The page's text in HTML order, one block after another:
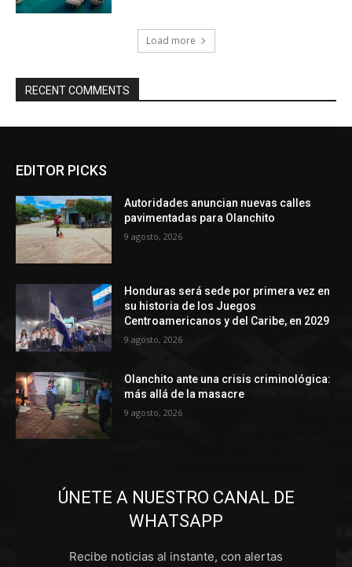
Load more
RECENT COMMENTS
EDITOR PICKS
Autoridades anuncian nuevas calles
pavimentadas para Olanchito
9 agosto, 2026
Honduras será sede por primera vez en
su historia de los Juegos
Centroamericanos y del Caribe, en 2029
9 agosto, 2026
Olanchito ante una crisis criminológica:
más allá de la masacre
9 agosto, 2026
ÚNETE A NUESTRO CANAL DE
WHATSAPP
Recibe noticias al instante, con alertas